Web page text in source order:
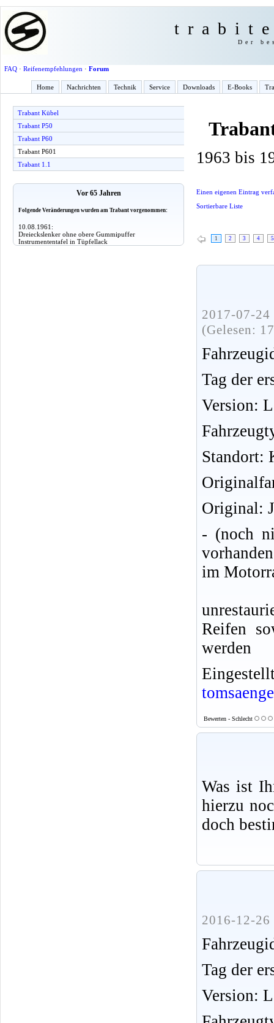
Der
FAQ· Reifenempfehlungen · Forum
Home Nachrichten Technik Service Downloads E-Books
Trabant Kübel
Trabant P50
Trabant P60
Trabant P601
Trabant 1.1
Vor 65 Jahren
Folgende Veränderungen wurden am Trabant vorgenommen:
10.08.1961:
Dreieckslenker ohne obere Gummipuffer
Instrumententafel in Tüpfellack
1963 bis
Einen eigenen Eintrag
Sortierbare Liste
1 2 3 4 5
2017-07-
(Gelesen:
Tag der
Version:
Standort:
Original:
- (noch
im
Reifen
werden
Bewerten - Schlecht
Was ist
hierzu
doch
2016-12-26
Tag der
Version: